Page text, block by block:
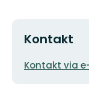
Kontakt
E-
Kontakt via